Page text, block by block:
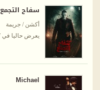
سفاح التجمع
أكشن / جريمة
يعرض حاليا في 37 سينمات
Michael